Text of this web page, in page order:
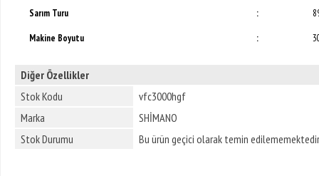
Sarım Turu :
Makine Boyutu :
Diğer Özellikler
Stok Kodu
vfc3000hgf
Marka
SHİMANO
Stok Durumu
Bu ürün geçici olarak temin